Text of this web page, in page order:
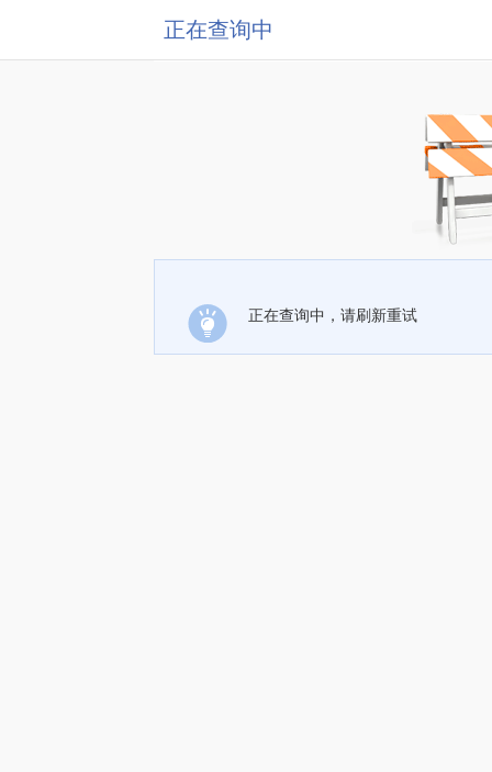
正在查询中
正在查询中，请刷新重试